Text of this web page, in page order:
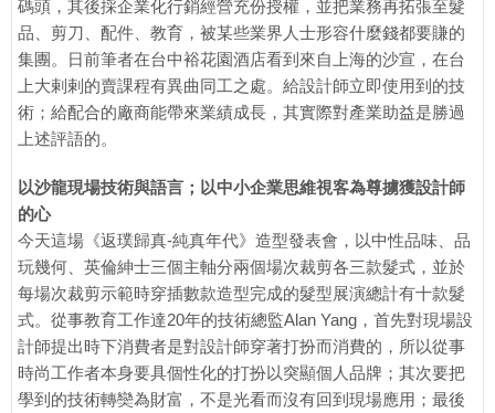
碼頭，其後採企業化行銷經營充份授權，並把業務再拓張至髮
品、剪刀、配件、教育，被某些業界人士形容什麼錢都要賺的
集團。日前筆者在台中裕花園酒店看到來自上海的沙宣，在台
上大剌剌的賣課程有異曲同工之處。給設計師立即使用到的技
術；給配合的廠商能帶來業績成長，其實際對產業助益是勝過
上述評語的。
以沙龍現場技術與語言；以中小企業思維視客為尊擄獲設計師
的心
今天這場《返璞歸真-純真年代》造型發表會，以中性品味、品
玩幾何、英倫紳士三個主軸分兩個場次裁剪各三款髮式，並於
每場次裁剪示範時穿插數款造型完成的髮型展演總計有十款髮
式。從事教育工作達20年的技術總監Alan Yang，首先對現場設
計師提出時下消費者是對設計師穿著打扮而消費的，所以從事
時尚工作者本身要具個性化的打扮以突顯個人品牌；其次要把
學到的技術轉奱為財富，不是光看而沒有回到現場應用；最後